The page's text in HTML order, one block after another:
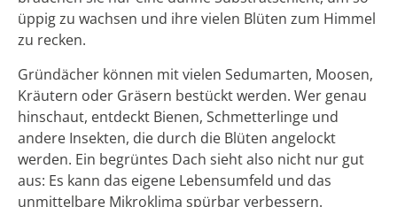
üppig zu wachsen und ihre vielen Blüten zum Himmel
zu recken.
Gründächer können mit vielen Sedumarten, Moosen,
Kräutern oder Gräsern bestückt werden. Wer genau
hinschaut, entdeckt Bienen, Schmetterlinge und
andere Insekten, die durch die Blüten angelockt
werden. Ein begrüntes Dach sieht also nicht nur gut
aus: Es kann das eigene Lebensumfeld und das
unmittelbare Mikroklima spürbar verbessern.